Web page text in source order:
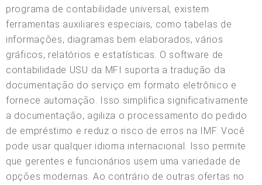
programa de contabilidade universal, existem
ferramentas auxiliares especiais, como tabelas de
informações, diagramas bem elaborados, vários
gráficos, relatórios e estatísticas. O software de
contabilidade USU da MFI suporta a tradução da
documentação do serviço em formato eletrônico e
fornece automação. Isso simplifica significativamente
a documentação, agiliza o processamento do pedido
de empréstimo e reduz o risco de erros na IMF. Você
pode usar qualquer idioma internacional. Isso permite
que gerentes e funcionários usem uma variedade de
opções modernas. Ao contrário de outras ofertas no